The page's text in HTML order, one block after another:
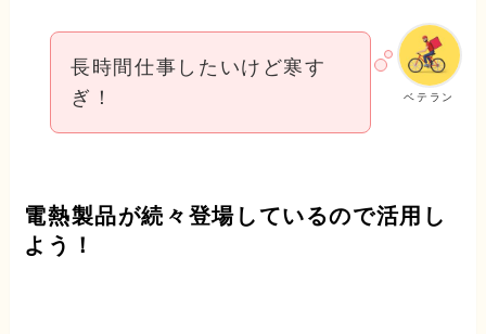
ベテラン
長時間仕事したいけど寒す
ぎ！
電熱製品が続々登場しているので活用し
よう！